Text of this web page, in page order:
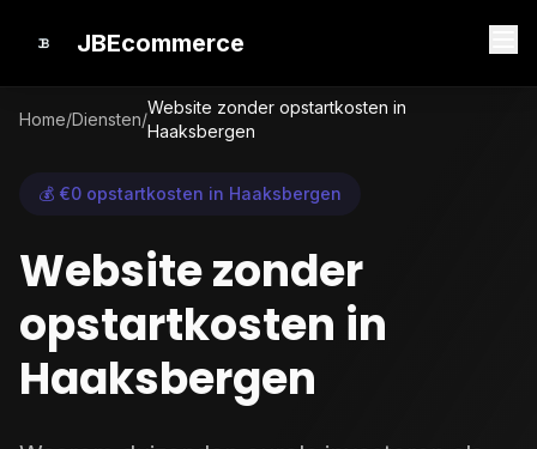
JBEcommerce
Home/Diensten/
Website zonder opstartkosten in
Haaksbergen
💰 €0 opstartkosten in Haaksbergen
Website zonder
opstartkosten in
Haaksbergen